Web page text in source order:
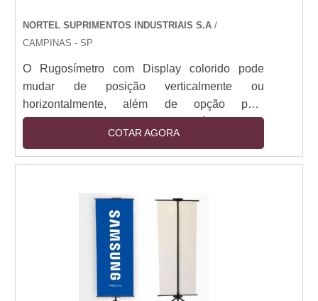
NORTEL SUPRIMENTOS INDUSTRIAIS S.A /
CAMPINAS - SP
O Rugosímetro com Display colorido pode
mudar de posição verticalmente ou
horizontalmente, além de opção para
canhotos.Julgamento de tolerâncias do
Rugosímetro com Display colorido através de
cores, análise por curvas de avaliação e todos
apresentados em um dos 16 idiomas
disponíveis no equipamento.O Rugosímetro
com Display colorido apresenta função de
proteção com uso de senhas para usuários. Um
COTAR AGORA